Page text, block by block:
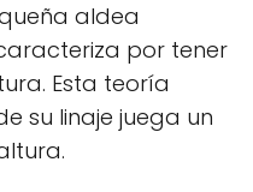
aldea
por tener
Esta teoría
su linaje juega un